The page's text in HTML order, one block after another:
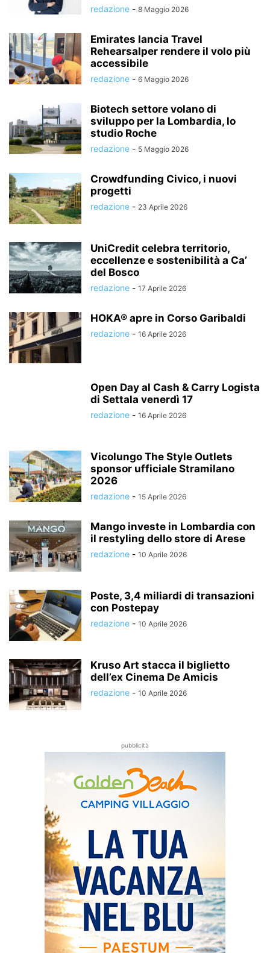
redazione - 8 Maggio 2026
Emirates lancia Travel
Rehearsalper rendere il volo più
accessibile
redazione - 6 Maggio 2026
Biotech settore volano di
sviluppo per la Lombardia, lo
studio Roche
redazione - 5 Maggio 2026
Crowdfunding Civico, i nuovi
progetti
redazione - 23 Aprile 2026
UniCredit celebra territorio,
eccellenze e sostenibilità a Ca’
del Bosco
redazione - 17 Aprile 2026
HOKA® apre in Corso Garibaldi
redazione - 16 Aprile 2026
Open Day al Cash & Carry Logista
di Settala venerdì 17
redazione - 16 Aprile 2026
Vicolungo The Style Outlets
sponsor ufficiale Stramilano
2026
redazione - 15 Aprile 2026
Mango investe in Lombardia con
il restyling dello store di Arese
redazione - 10 Aprile 2026
Poste, 3,4 miliardi di transazioni
con Postepay
redazione - 10 Aprile 2026
Kruso Art stacca il biglietto
dell’ex Cinema De Amicis
redazione - 10 Aprile 2026
pubblicità